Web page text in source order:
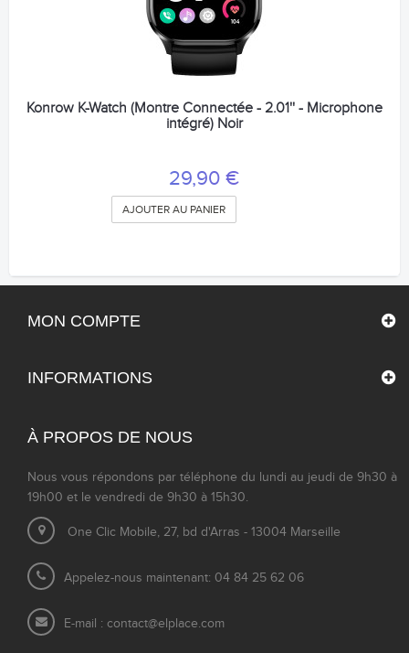
Konrow K-Watch (Montre Connectée - 2.01'' - Microphone
intégré) Noir
29,90 €
AJOUTER AU PANIER
MON COMPTE
INFORMATIONS
À PROPOS DE NOUS
Nous vous répondons par téléphone du lundi au jeudi de 9h30 à
19h00 et le vendredi de 9h30 à 15h30.
One Clic Mobile, 27, bd d'Arras - 13004 Marseille
Appelez-nous maintenant: 04 84 25 62 06
E-mail : contact@elplace.com